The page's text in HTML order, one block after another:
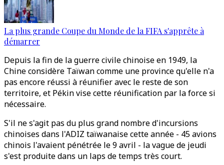
La plus grande Coupe du Monde de la FIFA s'apprête à
démarrer
Depuis la fin de la guerre civile chinoise en 1949, la
Chine considère Taïwan comme une province qu'elle n'a
pas encore réussi à réunifier avec le reste de son
territoire, et Pékin vise cette réunification par la force si
nécessaire.
S'il ne s'agit pas du plus grand nombre d'incursions
chinoises dans l'ADIZ taïwanaise cette année - 45 avions
chinois l'avaient pénétrée le 9 avril - la vague de jeudi
s'est produite dans un laps de temps très court.